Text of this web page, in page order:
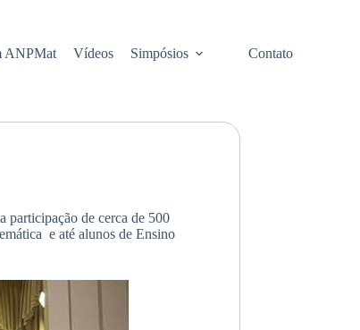
ANPMat Vídeos Simpósios Contato
participação de cerca de 500
e até alunos de Ensino